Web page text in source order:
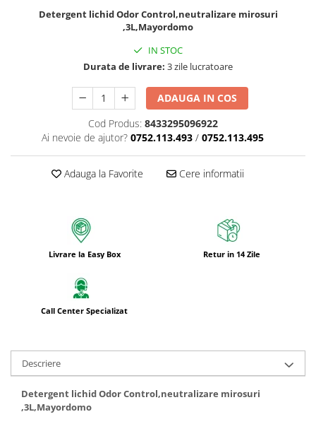
Bureti pentru vase si bucatarie
Absorbanti umiditate si
frigider/congelator
Saci si manusi menaj, folii
Mopuri,seturi cu mop si accesorii
Raclete si perii diverse suprafete
Articole si accesorii pentru baie si
zona sanitara
Accesorii pentru casa
Articole si accesorii pentru haine si
produse textile
Articole menaj ECO NATURAL si
materiale reciclate
Eco logical
Produse lichide certificare Eco Cert
Detergent lichid Odor Control,neutralizare mirosuri
,3L,Mayordomo
IN STOC
Durata de livrare: 3 zile lucratoare
ADAUGA IN COS
Cod Produs: 8433295096922
Ai nevoie de ajutor? 0752.113.493 / 0752.113.495
Adauga la Favorite Cere informatii
Livrare la Easy Box Retur in 14 Zile
Call Center Specializat
Descriere
Detergent lichid Odor Control,neutralizare mirosuri
,3L,Mayordomo